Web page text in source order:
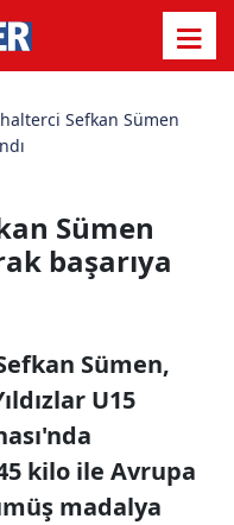
halterci Sefkan Sümen
Sümen
başarıya
Sümen,
U15
kilo ile Avrupa
madalya